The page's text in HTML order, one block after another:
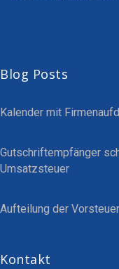
Blog Posts
Kalender mit
Gutschriftempfänger
Umsatzsteuer
Aufteilung der
Kontakt